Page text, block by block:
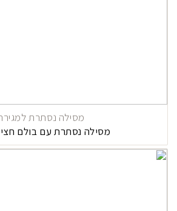
מסילה נסתרת
מסילה נסתרת עם בולם